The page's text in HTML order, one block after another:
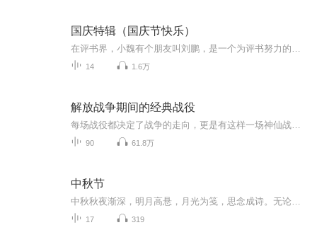
国庆特辑（国庆节快乐）
14 1.6万
解放战争期间的经典战役
90 61.8万
中秋节
17 319